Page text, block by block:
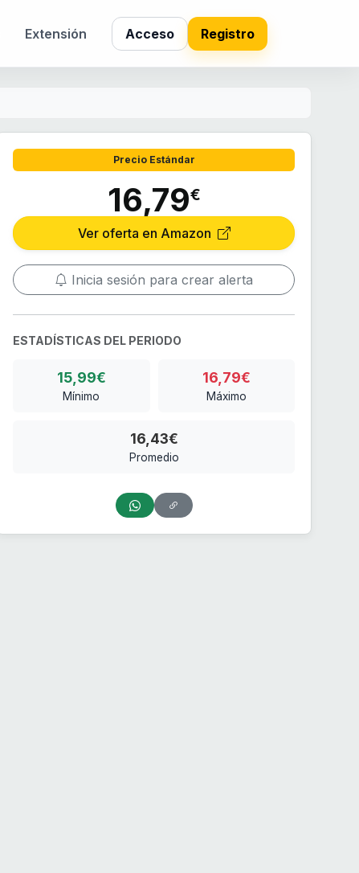
Extensión Acceso Registro
Precio Estándar
16,79€
Ver oferta en Amazon
Inicia sesión para crear alerta
ESTADÍSTICAS DEL PERIODO
15,99€
Mínimo
16,79€
Máximo
16,43€
Promedio